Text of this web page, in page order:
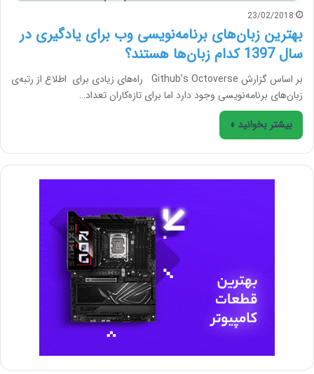
23/02/2018
بهترین‌ زبان‌های برنامه‌نویسی وب برای یادگیری در
سال 1397 کدام زبان‌ها هستند؟
بر اساس گزارش Github’s Octoverse راه‌های زیادی برای اطلاع از رتبه‌‌‌ی
زبان‌های برنامه‌نویسی وجود دارد اما برای تازه‌کاران تعداد…
بیشتر بخوانید »